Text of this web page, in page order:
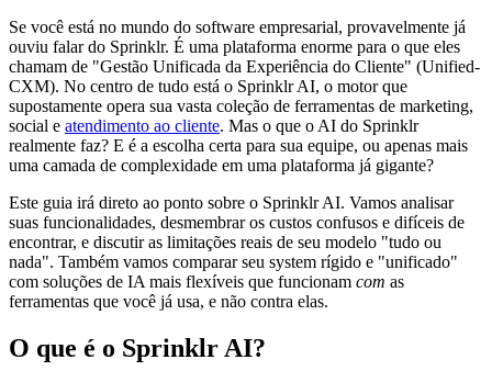
Se você está no mundo do software empresarial, provavelmente já
ouviu falar do Sprinklr. É uma plataforma enorme para o que eles
chamam de "Gestão Unificada da Experiência do Cliente" (Unified-
CXM). No centro de tudo está o Sprinklr AI, o motor que
supostamente opera sua vasta coleção de ferramentas de marketing,
social e atendimento ao cliente. Mas o que o AI do Sprinklr
realmente faz? E é a escolha certa para sua equipe, ou apenas mais
uma camada de complexidade em uma plataforma já gigante?
Este guia irá direto ao ponto sobre o Sprinklr AI. Vamos analisar
suas funcionalidades, desmembrar os custos confusos e difíceis de
encontrar, e discutir as limitações reais de seu modelo "tudo ou
nada". Também vamos comparar seu system rígido e "unificado"
com soluções de IA mais flexíveis que funcionam com as
ferramentas que você já usa, e não contra elas.
O que é o Sprinklr AI?